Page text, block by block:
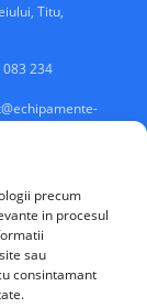
precum
in procesul
sau
consintamant
Titu,
083 234